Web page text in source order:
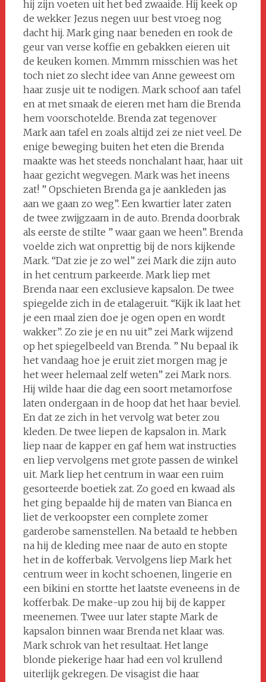
hij zijn voeten uit het bed zwaaide. Hij keek op
de wekker Jezus negen uur best vroeg nog
dacht hij. Mark ging naar beneden en rook de
geur van verse koffie en gebakken eieren uit
de keuken komen. Mmmm misschien was het
toch niet zo slecht idee van Anne geweest om
haar zusje uit te nodigen. Mark schoof aan tafel
en at met smaak de eieren met ham die Brenda
hem voorschotelde. Brenda zat tegenover
Mark aan tafel en zoals altijd zei ze niet veel. De
enige beweging buiten het eten die Brenda
maakte was het steeds nonchalant haar, haar uit
haar gezicht wegvegen. Mark was het ineens
zat! ” Opschieten Brenda ga je aankleden jas
aan we gaan zo weg”. Een kwartier later zaten
de twee zwijgzaam in de auto. Brenda doorbrak
als eerste de stilte ” waar gaan we heen”. Brenda
voelde zich wat onprettig bij de nors kijkende
Mark. “Dat zie je zo wel” zei Mark die zijn auto
in het centrum parkeerde. Mark liep met
Brenda naar een exclusieve kapsalon. De twee
spiegelde zich in de etalageruit. “Kijk ik laat het
je een maal zien doe je ogen open en wordt
wakker”. Zo zie je en nu uit” zei Mark wijzend
op het spiegelbeeld van Brenda. ” Nu bepaal ik
het vandaag hoe je eruit ziet morgen mag je
het weer helemaal zelf weten” zei Mark nors.
Hij wilde haar die dag een soort metamorfose
laten ondergaan in de hoop dat het haar beviel.
En dat ze zich in het vervolg wat beter zou
kleden. De twee liepen de kapsalon in. Mark
liep naar de kapper en gaf hem wat instructies
en liep vervolgens met grote passen de winkel
uit. Mark liep het centrum in waar een ruim
gesorteerde boetiek zat. Zo goed en kwaad als
het ging bepaalde hij de maten van Bianca en
liet de verkoopster een complete zomer
garderobe samenstellen. Na betaald te hebben
na hij de kleding mee naar de auto en stopte
het in de kofferbak. Vervolgens liep Mark het
centrum weer in kocht schoenen, lingerie en
een bikini en stortte het laatste eveneens in de
kofferbak. De make-up zou hij bij de kapper
meenemen. Twee uur later stapte Mark de
kapsalon binnen waar Brenda net klaar was.
Mark schrok van het resultaat. Het lange
blonde piekerige haar had een vol krullend
uiterlijk gekregen. De visagist die haar